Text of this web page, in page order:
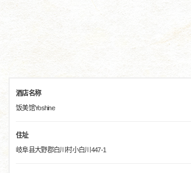
酒店名称
饭美馆Yoshine
住址
岐阜县大野郡白川村小白川447-1